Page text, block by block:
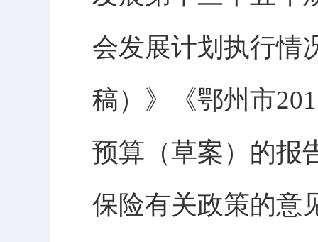
会发展计划执行情
稿）》《鄂州市
预算（草案）的报
保险有关政策的意